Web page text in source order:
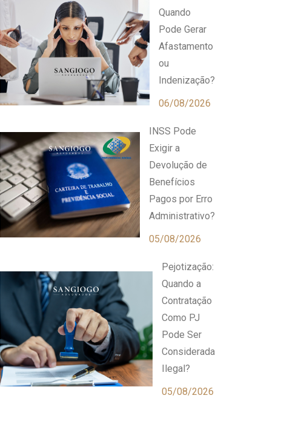
Quando
Pode Gerar
Afastamento
ou
Indenização?
06/08/2026
INSS Pode
Exigir a
Devolução de
Benefícios
Pagos por Erro
Administrativo?
05/08/2026
Pejotização:
Quando a
Contratação
Como PJ
Pode Ser
Considerada
Ilegal?
05/08/2026